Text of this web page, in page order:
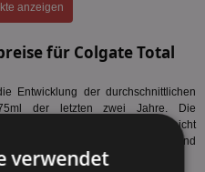
anzeigen
für Colgate Total
Entwicklung der durchschnittlichen
der letzten zwei Jahre. Die
über den gesamten Zeitraum leicht
Beginn. In den letzten Quartalen sind
Preisverlaufanzeigen
verwendet